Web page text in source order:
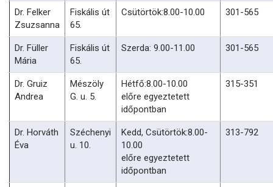
Dr. Felker
Zsuzsanna
Fiskális út
65.
Csütörtök:8.00-10.00 301-565
Dr. Füller
Mária
Fiskális út
65.
Szerda: 9.00-11.00 301-565
Dr. Gruiz
Andrea
Mészöly
G. u. 5.
Hétfő:8.00-10.00
előre egyeztetett
időpontban
315-351
Dr. Horváth
Éva
Széchenyi
u. 10.
Kedd, Csütörtök:8.00-
10.00
előre egyeztetett
időpontban
313-792